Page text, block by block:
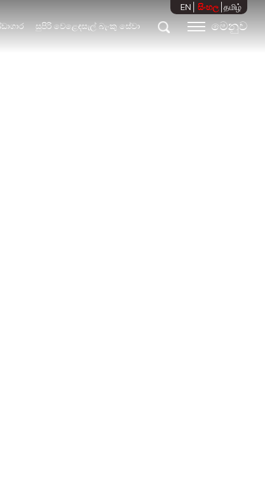
EN සිංහල தமிழ்
සුපිරි වෙළෙඳසැල් බැංකු සේවා මෙනුව